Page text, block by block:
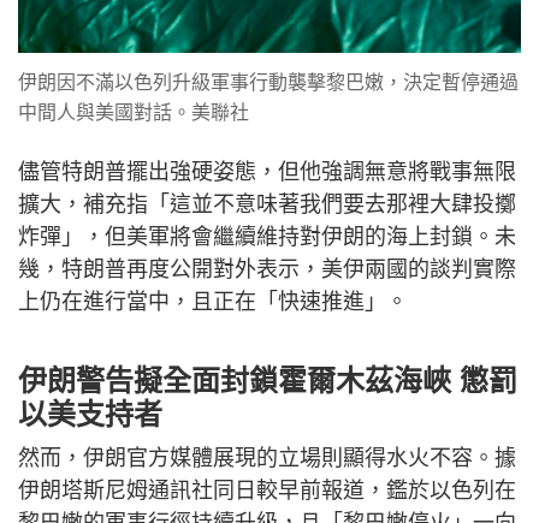
伊朗因不滿以色列升級軍事行動襲擊黎巴嫩，決定暫停通過
中間人與美國對話。美聯社
儘管特朗普擺出強硬姿態，但他強調無意將戰事無限
擴大，補充指「這並不意味著我們要去那裡大肆投擲
炸彈」，但美軍將會繼續維持對伊朗的海上封鎖。未
幾，特朗普再度公開對外表示，美伊兩國的談判實際
上仍在進行當中，且正在「快速推進」。
伊朗警告擬全面封鎖霍爾木茲海峽 懲罰
以美支持者
然而，伊朗官方媒體展現的立場則顯得水火不容。據
伊朗塔斯尼姆通訊社同日較早前報道，鑑於以色列在